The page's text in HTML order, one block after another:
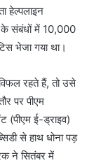
हेल्पलाइन
के संबंधों में 10,000
भेजा गया था।
रहते हैं, तो उसे
पर पीएम
(पीएम ई-ड्राइव)
से हाथ धोना पड़
ने सितंबर में